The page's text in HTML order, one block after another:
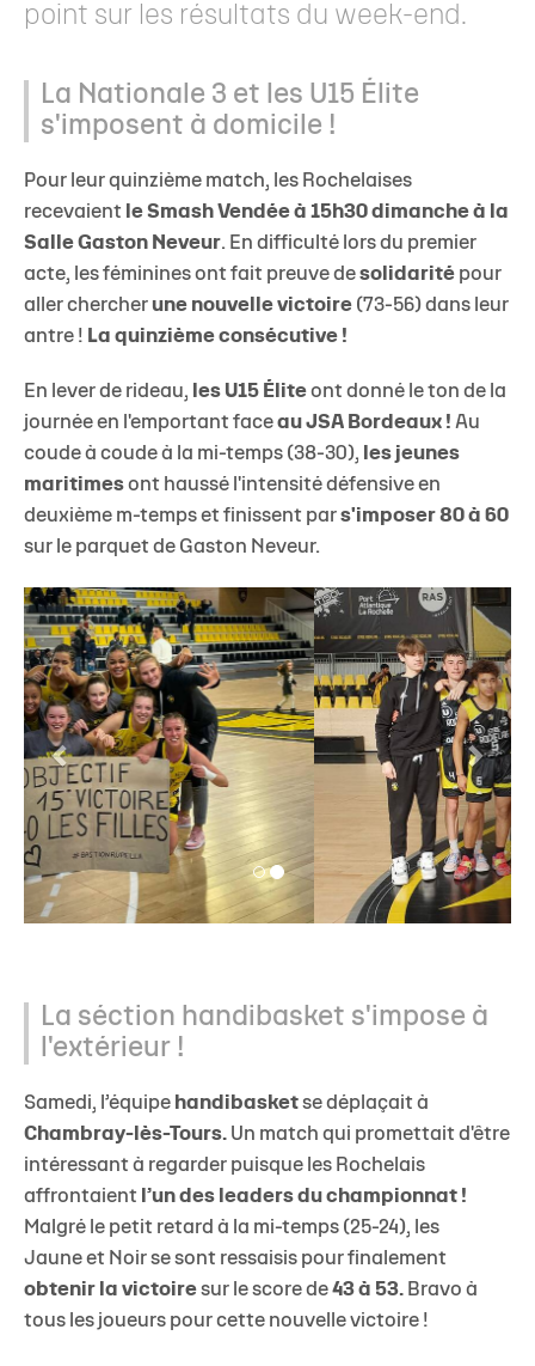
point sur les résultats du week-end.
La Nationale 3 et les U15 Élite
s'imposent à domicile !
Pour leur quinzième match, les Rochelaises
recevaient le Smash Vendée à 15h30 dimanche à la
Salle Gaston Neveur. En difficulté lors du premier
acte, les féminines ont fait preuve de solidarité pour
aller chercher une nouvelle victoire (73-56) dans leur
antre ! La quinzième consécutive !
En lever de rideau, les U15 Élite ont donné le ton de la
journée en l'emportant face au JSA Bordeaux ! Au
coude à coude à la mi-temps (38-30), les jeunes
maritimes ont haussé l'intensité défensive en
deuxième m-temps et finissent par s'imposer 80 à 60
sur le parquet de Gaston Neveur.
La séction handibasket s'impose à
l'extérieur !
Samedi, l’équipe handibasket se déplaçait à
Chambray-lès-Tours. Un match qui promettait d'être
intéressant à regarder puisque les Rochelais
affrontaient l’un des leaders du championnat !
Malgré le petit retard à la mi-temps (25-24), les
Jaune et Noir se sont ressaisis pour finalement
obtenir la victoire sur le score de 43 à 53. Bravo à
tous les joueurs pour cette nouvelle victoire !